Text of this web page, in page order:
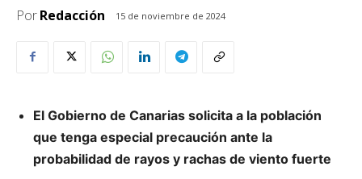
PorRedacción 15 de noviembre de 2024
El Gobierno de Canarias solicita a la población
que tenga especial precaución ante la
probabilidad de rayos y rachas de viento fuerte